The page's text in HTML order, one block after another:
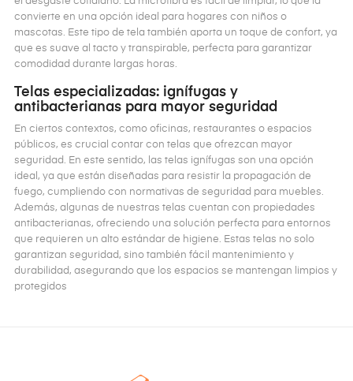
convierte en una opción ideal para hogares con niños o
mascotas. Este tipo de tela también aporta un toque de confort, ya
que es suave al tacto y transpirable, perfecta para garantizar
comodidad durante largas horas​.
Telas especializadas: ignífugas y
antibacterianas para mayor seguridad
En ciertos contextos, como oficinas, restaurantes o espacios
públicos, es crucial contar con telas que ofrezcan mayor
seguridad. En este sentido, las telas ignífugas son una opción
ideal, ya que están diseñadas para resistir la propagación de
fuego, cumpliendo con normativas de seguridad para muebles.
Además, algunas de nuestras telas cuentan con propiedades
antibacterianas, ofreciendo una solución perfecta para entornos
que requieren un alto estándar de higiene. Estas telas no solo
garantizan seguridad, sino también fácil mantenimiento y
durabilidad, asegurando que los espacios se mantengan limpios y
protegidos